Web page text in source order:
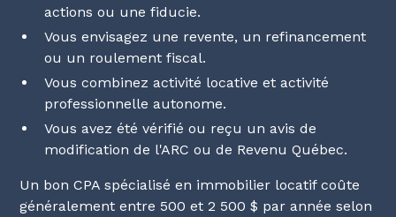
actions ou une fiducie.
Vous envisagez une revente, un refinancement
ou un roulement fiscal.
Vous combinez activité locative et activité
professionnelle autonome.
Vous avez été vérifié ou reçu un avis de
modification de l'ARC ou de Revenu Québec.
Un bon CPA spécialisé en immobilier locatif coûte
généralement entre 500 et 2 500 $ par année selon